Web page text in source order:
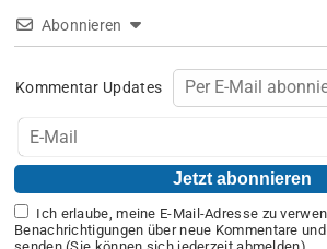
Abonnieren
Kommentar Updates
Ich erlaube, meine E-Mail-Adresse zu
Benachrichtigungen über neue Kommentare